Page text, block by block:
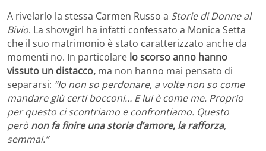
A rivelarlo la stessa Carmen Russo a Storie di Donne al
Bivio. La showgirl ha infatti confessato a Monica Setta
che il suo matrimonio è stato caratterizzato anche da
momenti no. In particolare lo scorso anno hanno
vissuto un distacco, ma non hanno mai pensato di
separarsi: “Io non so perdonare, a volte non so come
mandare giù certi bocconi… E lui è come me. Proprio
per questo ci scontriamo e confrontiamo. Questo
però non fa finire una storia d’amore, la rafforza,
semmai.”